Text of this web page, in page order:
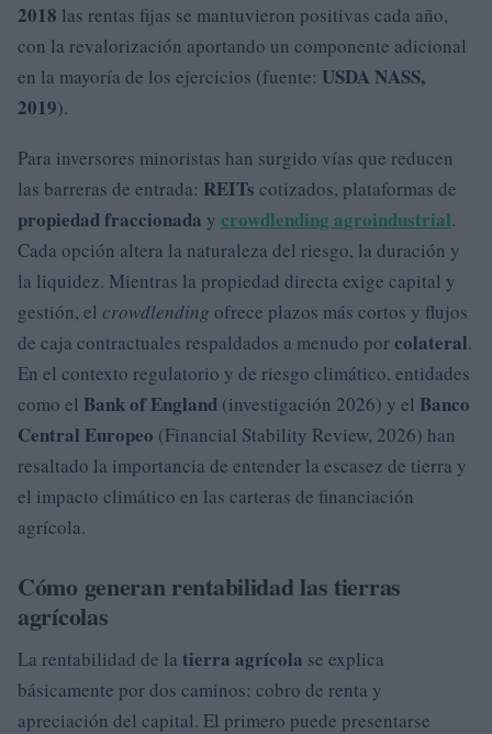
2018 las rentas fijas se mantuvieron positivas cada año,
con la revalorización aportando un componente adicional
en la mayoría de los ejercicios (fuente: USDA NASS,
2019).
Para inversores minoristas han surgido vías que reducen
las barreras de entrada: REITs cotizados, plataformas de
propiedad fraccionada y crowdlending agroindustrial.
Cada opción altera la naturaleza del riesgo, la duración y
la liquidez. Mientras la propiedad directa exige capital y
gestión, el crowdlending ofrece plazos más cortos y flujos
de caja contractuales respaldados a menudo porcolateral.
En el contexto regulatorio y de riesgo climático, entidades
como el Bank of England (investigación 2026) y el Banco
Central Europeo (Financial Stability Review, 2026) han
resaltado la importancia de entender la escasez de tierra y
el impacto climático en las carteras de financiación
agrícola.
Cómo generan rentabilidad las tierras
agrícolas
La rentabilidad de la tierra agrícola se explica
básicamente por dos caminos: cobro de renta y
apreciación del capital. El primero puede presentarse